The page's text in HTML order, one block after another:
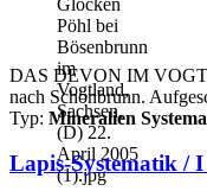
DAS DEVON IM
nach Schönbrunn.
Typ: Mineralien
Lapis-Systematik / I